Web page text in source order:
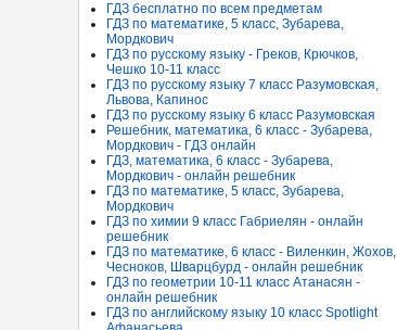
ГДЗ бесплатно по всем предметам
ГДЗ по математике, 5 класс, Зубарева,
Мордкович
ГДЗ по русскому языку - Греков, Крючков,
Чешко 10-11 класс
ГДЗ по русскому языку 7 класс Разумовская,
Львова, Капинос
ГДЗ по русскому языку 6 класс Разумовская
Решебник, математика, 6 класс - Зубарева,
Мордкович - ГДЗ онлайн
ГДЗ, математика, 6 класс - Зубарева,
Мордкович - онлайн решебник
ГДЗ по математике, 5 класс, Зубарева,
Мордкович
ГДЗ по химии 9 класс Габриелян - онлайн
решебник
ГДЗ по математике, 6 класс - Виленкин, Жохов,
Чесноков, Шварцбурд - онлайн решебник
ГДЗ по геометрии 10-11 класс Атанасян -
онлайн решебник
ГДЗ по английскому языку 10 класс Spotlight